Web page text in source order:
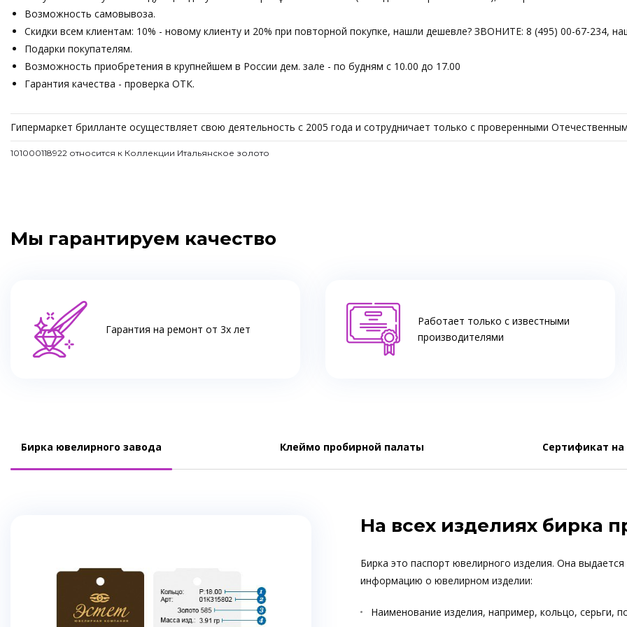
Возможность самовывоза.
Скидки всем клиентам: 10% - новому клиенту и 20% при повторной покупке, нашли дешевле? ЗВОНИТЕ: 8 (495) 00-67-234,
Подарки покупателям.
Возможность приобретения в крупнейшем в России дем. зале - по будням с 10.00 до 17.00
Гарантия качества - проверка ОТК.
Гипермаркет брилланте осуществляет свою деятельность с 2005 года и сотрудничает только с проверенными
101000118922 относится к Коллекции Итальянское золото
Мы гарантируем качество
Гарантия на ремонт от 3х лет
Работает только с известными
производителями
Бирка ювелирного завода Клеймо пробирной палаты Сертификат
На всех изделиях бирка
Бирка это паспорт ювелирного изделия. Она
информацию о ювелирном изделии:
Наименование изделия, например, кольцо, серьги,